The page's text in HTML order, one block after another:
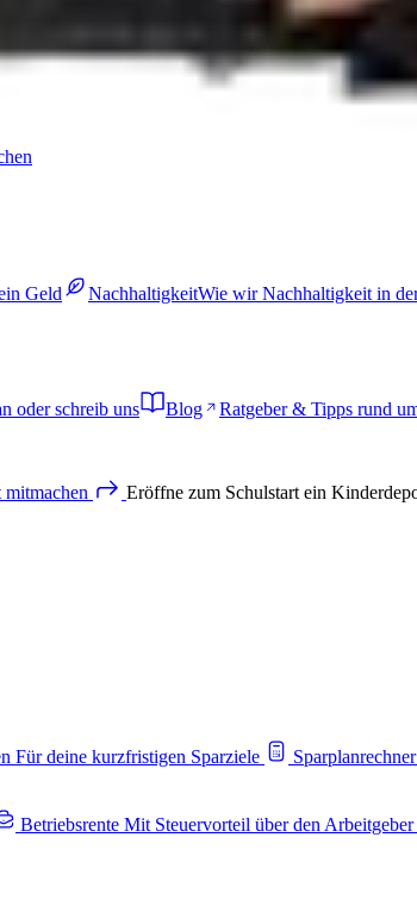
Geld NachhaltigkeitWie wir Nachhaltigkeit in
oder schreib uns Blog
Ratgeber & Tipps rund
mitmachen Eröffne zum Schulstart ein
Für deine kurzfristigen Sparziele Sparplanrechner
Betriebsrente Mit Steuervorteil über den Arbeitgeber